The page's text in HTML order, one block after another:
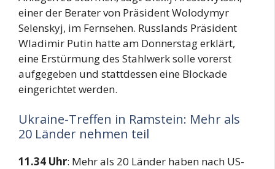
einer der Berater von Präsident Wolodymyr
Selenskyj, im Fernsehen. Russlands Präsident
Wladimir Putin hatte am Donnerstag erklärt,
eine Erstürmung des Stahlwerk solle vorerst
aufgegeben und stattdessen eine Blockade
eingerichtet werden.
Ukraine-Treffen in Ramstein: Mehr als
20 Länder nehmen teil
11.34 Uhr: Mehr als 20 Länder haben nach US-